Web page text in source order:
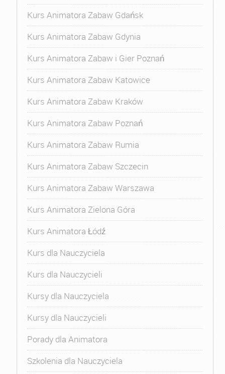
Kurs Animatora Zabaw Gdańsk
Kurs Animatora Zabaw Gdynia
Kurs Animatora Zabaw i Gier Poznań
Kurs Animatora Zabaw Katowice
Kurs Animatora Zabaw Kraków
Kurs Animatora Zabaw Poznań
Kurs Animatora Zabaw Rumia
Kurs Animatora Zabaw Szczecin
Kurs Animatora Zabaw Warszawa
Kurs Animatora Zielona Góra
Kurs Animatora Łódź
Kurs dla Nauczyciela
Kurs dla Nauczycieli
Kursy dla Nauczyciela
Kursy dla Nauczycieli
Porady dla Animatora
Szkolenia dla Nauczyciela